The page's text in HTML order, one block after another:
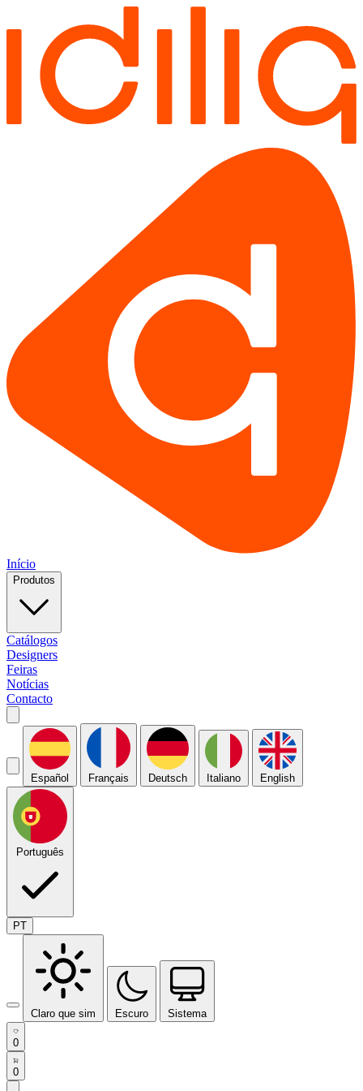
Início
Produtos
Catálogos
Designers
Feiras
Notícias
Contacto
Español Français Deutsch Italiano English
Português
PT
Claro que sim Escuro Sistema
0
0